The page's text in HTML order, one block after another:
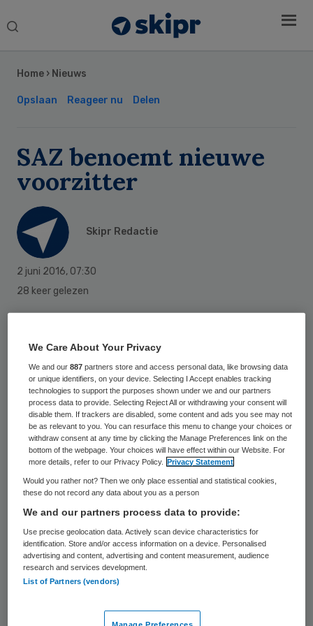
Search
Home › Nieuws
Opslaan Reageer nu Delen
SAZ benoemt nieuwe
voorzitter
Skipr Redactie
2 juni 2016, 07:30
28 keer gelezen
voorzitter van de Vereniging
Samenwerkende Algemene Ziekenhuizen
(SAZ).
Hij nam per 1 juni de taken over van Binso
Wymenga, die na een statutaire periode van
acht jaar zijn werkzaamheden als voorzitter
heeft beëindigd.
Kleinlugtenbeld is voorzitter van de raad
van bestuur van Streekziekenhuis Koningin
Beatrix (SKB) in Winterswijk. Bij de
Vereniging SAZ zijn 33 ziekenhuizen
Sidebar
We Care About Your Privacy
We and our887 partners store and access personal data, like browsing data
or unique identifiers, on your device. Selecting I Accept enables tracking
technologies to support the purposes shown under we and our partners
process data to provide. Selecting Reject All or withdrawing your consent will
disable them. If trackers are disabled, some content and ads you see may not
be as relevant to you. You can resurface this menu to change your choices or
withdraw consent at any time by clicking the Manage Preferences link on the
bottom of the webpage. Your choices will have effect within our Website. For
more details, refer to our Privacy Policy.
Privacy Statement
Would you rather not? Then we only place essential and statistical cookies,
these do not record any data about you as a person
We and our partners process data to provide:
Use precise geolocation data. Actively scan device characteristics for
identification. Store and/or access information on a device. Personalised
advertising and content, advertising and content measurement, audience
research and services development.
List of Partners (vendors)